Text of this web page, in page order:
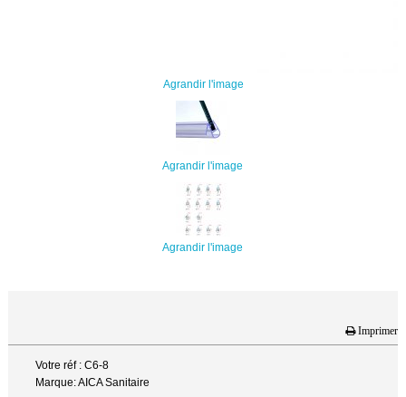
Agrandir l'image
Agrandir l'image
Agrandir l'image
Imprimer
Votre réf : C6-8
Marque: AICA Sanitaire